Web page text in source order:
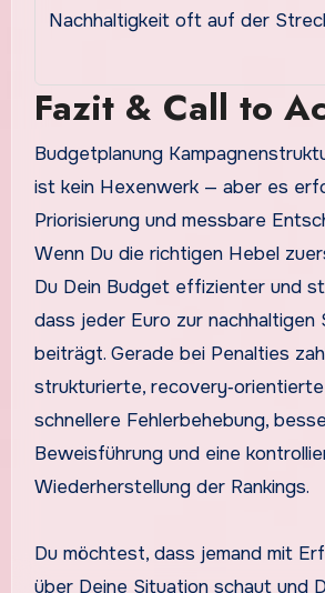
Nachhaltigkeit oft auf der
Fazit & Call to
Budgetplanung
ist kein Hexenwerk — aber es
Priorisierung und messbare
Wenn Du die richtigen Hebel
Du Dein Budget effizienter und
dass jeder Euro zur nachhaltigen
beiträgt. Gerade bei Penalties
strukturierte, recovery‑orientierte
schnellere Fehlerbehebung,
Beweisführung und eine
Wiederherstellung der Rankings.
Du möchtest, dass jemand mit
über Deine Situation schaut und